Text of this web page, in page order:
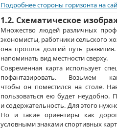
Подробнее стороны горизонта на
1.2. Схематическое
Множество людей различных
экономисты, работники сельского
она прошла долгий путь
напоминать вид местности сверху.
Современная карта использует
пофантазировать. Возьмем
чтобы он поместился на столе.
пользоваться ею будет неудобно.
и содержательность. Для этого
Но и такие ориентиры как
условными знаками спортивных